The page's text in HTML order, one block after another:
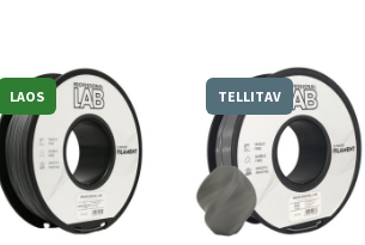
LAOS TELLITAV